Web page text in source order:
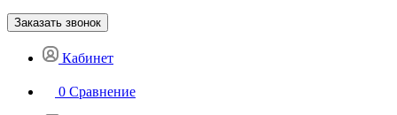
Заказать звонок
Кабинет
0 Сравнение